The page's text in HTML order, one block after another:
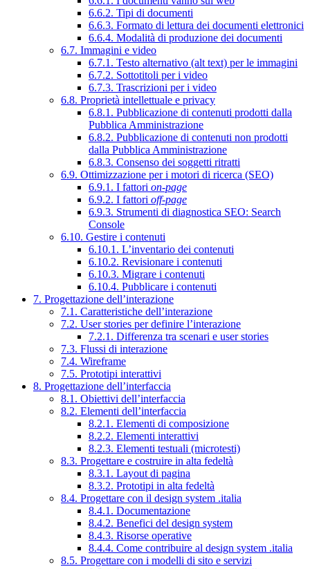
6.6.2. Tipi di documenti
6.6.3. Formato di lettura dei documenti elettronici
6.6.4. Modalità di produzione dei documenti
6.7. Immagini e video
6.7.1. Testo alternativo (alt text) per le immagini
6.7.2. Sottotitoli per i video
6.7.3. Trascrizioni per i video
6.8. Proprietà intellettuale e privacy
6.8.1. Pubblicazione di contenuti prodotti dalla
Pubblica Amministrazione
6.8.2. Pubblicazione di contenuti non prodotti
dalla Pubblica Amministrazione
6.8.3. Consenso dei soggetti ritratti
6.9. Ottimizzazione per i motori di ricerca (SEO)
6.9.1. I fattori on-page
6.9.2. I fattori off-page
6.9.3. Strumenti di diagnostica SEO: Search
Console
6.10. Gestire i contenuti
6.10.1. L’inventario dei contenuti
6.10.2. Revisionare i contenuti
6.10.3. Migrare i contenuti
6.10.4. Pubblicare i contenuti
7. Progettazione dell’interazione
7.1. Caratteristiche dell’interazione
7.2. User stories per definire l’interazione
7.2.1. Differenza tra scenari e user stories
7.3. Flussi di interazione
7.4. Wireframe
7.5. Prototipi interattivi
8. Progettazione dell’interfaccia
8.1. Obiettivi dell’interfaccia
8.2. Elementi dell’interfaccia
8.2.1. Elementi di composizione
8.2.2. Elementi interattivi
8.2.3. Elementi testuali (microtesti)
8.3. Progettare e costruire in alta fedeltà
8.3.1. Layout di pagina
8.3.2. Prototipi in alta fedeltà
8.4. Progettare con il design system .italia
8.4.1. Documentazione
8.4.2. Benefici del design system
8.4.3. Risorse operative
8.4.4. Come contribuire al design system .italia
8.5. Progettare con i modelli di sito e servizi